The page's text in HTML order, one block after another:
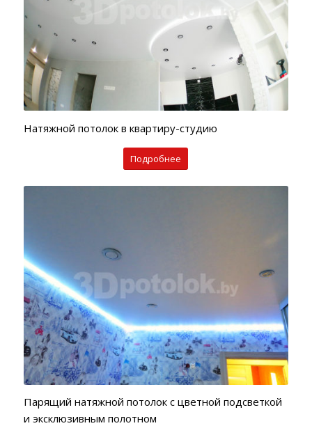
Натяжной потолок в квартиру-студию
Подробнее
Парящий натяжной потолок с цветной подсветкой
и эксклюзивным полотном